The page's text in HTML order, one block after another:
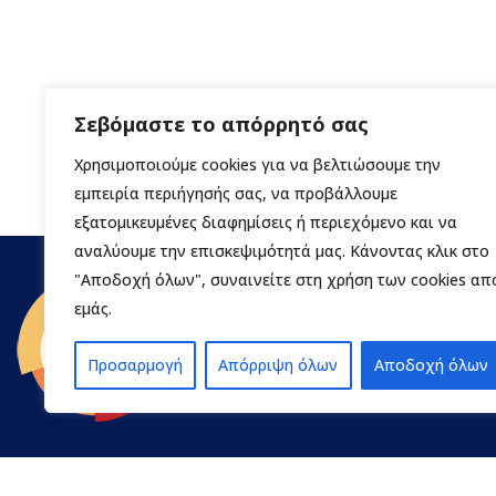
Σεβόμαστε το απόρρητό σας
Χρησιμοποιούμε cookies για να βελτιώσουμε την
εμπειρία περιήγησής σας, να προβάλλουμε
εξατομικευμένες διαφημίσεις ή περιεχόμενο και να
αναλύουμε την επισκεψιμότητά μας. Κάνοντας κλικ στο
"Αποδοχή όλων", συναινείτε στη χρήση των cookies
εμάς.
Προσαρμογή Απόρριψη όλων Αποδοχή όλων